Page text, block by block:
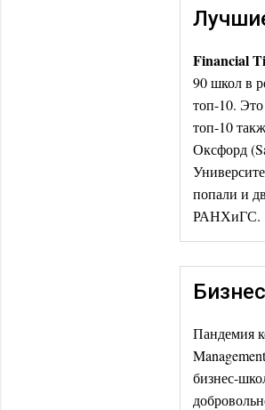
Financial
90 школ в
топ-10.
топ-10
Оксфорд
попали и
РАНХиГС.
Пандемия
бизнес-